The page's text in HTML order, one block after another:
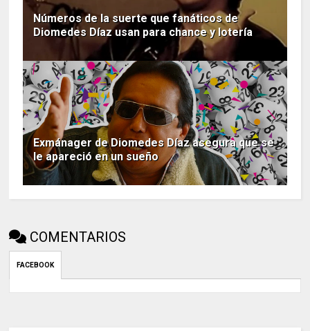
Números de la suerte que fanáticos de
Diomedes Díaz usan para chance y lotería
Exmánager de Diomedes Díaz asegura que se
le apareció en un sueño
COMENTARIOS
FACEBOOK